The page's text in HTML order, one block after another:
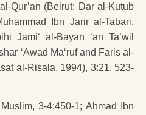
Qur’an (Beirut: Dar al-Kutub
Ibn Jarir al-Tabari,
Jami‘ al-Bayan ‘an Ta’wil
‘Awad Ma‘ruf and Faris al-
al-Risala, 1994), 3:21, 523-
3-4:450-1; Ahmad Ibn